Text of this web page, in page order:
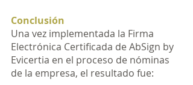
Conclusión
Una vez implementada la Firma
Electrónica Certificada de AbSign by
Evicertia en el proceso de nóminas
de la empresa, el resultado fue: